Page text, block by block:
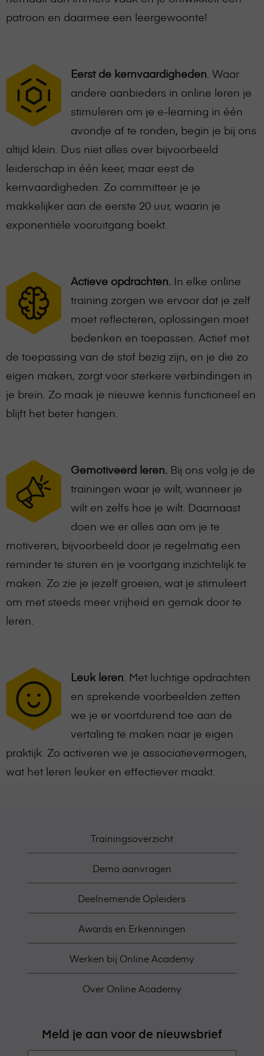
patroon en daarmee een leergewoonte!
Eerst de kernvaardigheden. Waar
andere aanbieders in online leren je
stimuleren om je e-learning in één
avondje af te ronden, begin je bij ons
altijd klein. Dus niet alles over bijvoorbeeld
leiderschap in één keer, maar eest de
kernvaardigheden. Zo committeer je je
makkelijker aan de eerste 20 uur, waarin je
exponentiële vooruitgang boekt.
Actieve opdrachten. In elke online
training zorgen we ervoor dat je zelf
moet reflecteren, oplossingen moet
bedenken en toepassen. Actief met
de toepassing van de stof bezig zijn, en je die zo
eigen maken, zorgt voor sterkere verbindingen in
je brein. Zo maak je nieuwe kennis functioneel en
blijft het beter hangen.
Gemotiveerd leren. Bij ons volg je de
trainingen waar je wilt, wanneer je
wilt en zelfs hoe je wilt. Daarnaast
doen we er alles aan om je te
motiveren, bijvoorbeeld door je regelmatig een
reminder te sturen en je voortgang inzichtelijk te
maken. Zo zie je jezelf groeien, wat je stimuleert
om met steeds meer vrijheid en gemak door te
leren.
Leuk leren. Met luchtige opdrachten
en sprekende voorbeelden zetten
we je er voortdurend toe aan de
vertaling te maken naar je eigen
praktijk. Zo activeren we je associatievermogen,
wat het leren leuker en effectiever maakt.
Trainingsoverzicht
Demo aanvragen
Deelnemende Opleiders
Awards en Erkenningen
Werken bij Online Academy
Over Online Academy
Meld je aan voor de nieuwsbrief